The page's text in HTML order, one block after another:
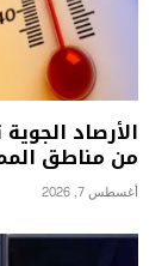
الأرصاد
من مناطق
أغسطس 7, 2026